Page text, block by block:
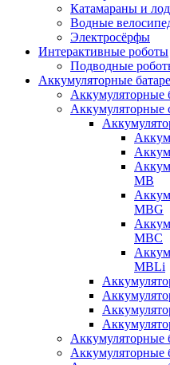
Катамараны и
Водные
Электросёрфы
Интерактивные роботы
Подводные
Аккумуляторные
Аккумуляторные
Аккумуляторные
MB
MBG
MBC
MBLi
Аккумуляторные
Аккумуляторные